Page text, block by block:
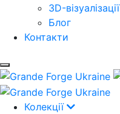
3D-візуалізації
Блог
Контакти
Колекції